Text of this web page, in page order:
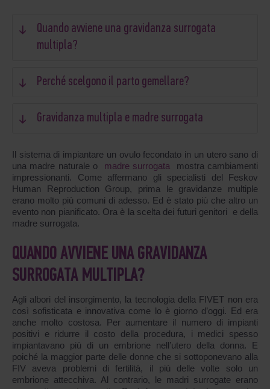
Quando avviene una gravidanza surrogata
multipla?
Perché scelgono il parto gemellare?
Gravidanza multipla e madre surrogata
Il sistema di impiantare un ovulo fecondato in un utero sano di
una madre naturale o madre surrogata
mostra cambiamenti
impressionanti. Come affermano gli specialisti del Feskov
Human Reproduction Group, prima le gravidanze multiple
erano molto più comuni di adesso. Ed è stato più che altro un
evento non pianificato. Ora è la scelta dei futuri genitori e della
madre surrogata.
QUANDO AVVIENE UNA GRAVIDANZA
SURROGATA MULTIPLA?
Agli albori del insorgimento, la tecnologia della FIVET non era
così sofisticata e innovativa come lo è giorno d’oggi. Ed era
anche molto costosa. Per aumentare il numero di impianti
positivi e ridurre il costo della procedura, i medici spesso
impiantavano più di un embrione nell’utero della donna. E
poiché la maggior parte delle donne che si sottoponevano alla
FIV aveva problemi di fertilità, il più delle volte solo un
embrione attecchiva. Al contrario, le madri surrogate erano